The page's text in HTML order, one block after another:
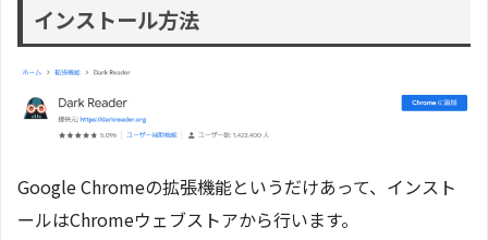
インストール方法
Google Chromeの拡張機能というだけあって、インスト
ールはChromeウェブストアから行います。